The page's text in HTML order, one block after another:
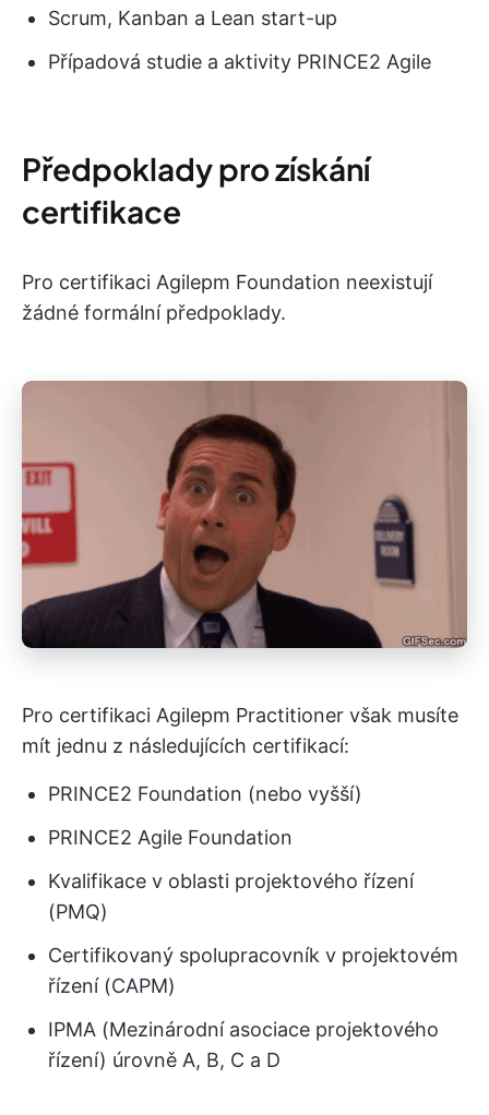
Scrum, Kanban a Lean start-up
Případová studie a aktivity PRINCE2 Agile
Předpoklady pro získání
certifikace
Pro certifikaci Agilepm Foundation neexistují
žádné formální předpoklady.
Pro certifikaci Agilepm Practitioner však musíte
mít jednu z následujících certifikací:
PRINCE2 Foundation (nebo vyšší)
PRINCE2 Agile Foundation
Kvalifikace v oblasti projektového řízení
(PMQ)
Certifikovaný spolupracovník v projektovém
řízení (CAPM)
IPMA (Mezinárodní asociace projektového
řízení) úrovně A, B, C a D